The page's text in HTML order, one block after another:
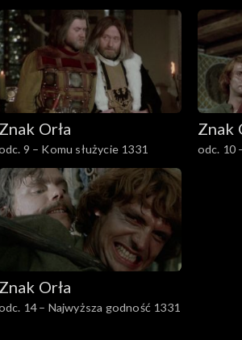
1318
Znak Orła
9 – Komu służycie 1331
Znak
odc. 10
Znak Orła
14 – Najwyższa godność 1331